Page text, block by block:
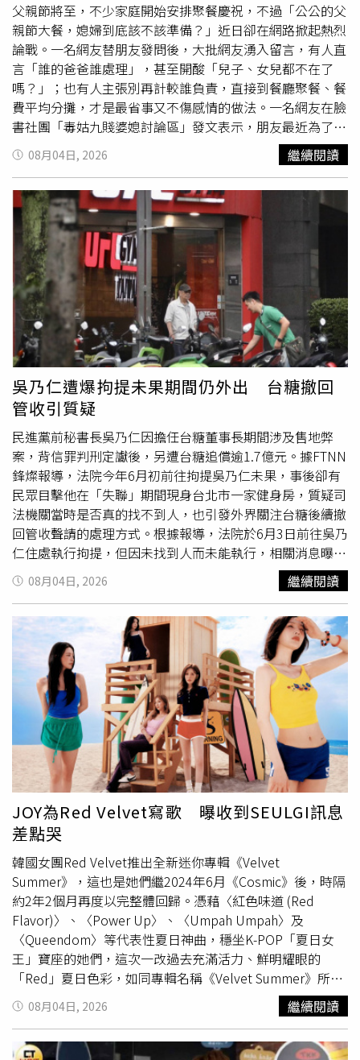
父親節將至，不少家庭開始安排聚餐慶祝，不過「公公的父
親節大餐，媳婦到底該不該準備？」近日卻在網路掀起熱烈
論戰。一名網友替朋友發問後，大批網友湧入留言，有人直
言「誰的爸爸誰處理」，甚至開酸「兒子、女兒都不在了
嗎？」；也有人主張別再計較誰負責，直接到餐廳聚餐、餐
費平均分攤，才是最省事又不傷感情的做法。一名網友在臉
書社團「毒姑九賤婆媳討論區」發文表示，朋友最近為了父
親節聚餐感到困擾，因此代為詢問：「公公的父親節大餐，
是媳婦應該準備的嗎？到底該由誰負責？」她也特別強調，
這並非自己的遭遇，而是替朋友了解大家的看法。貼文曝光
後，隨即引發大量留言。多數網友認為，父親節原本就是子
女向父親表達心意的日子，若公公有妻子、兒子與女兒，理
應由親生子女協調處理，不該理所當然把備餐、送禮或安排
聚會的責任推給媳婦。不少人直接留言表示，「誰的爸爸誰
準備，這還需要問嗎」、「公公有老婆、有兒子、有女兒，
為什麼要找媳婦」、「兒子還在就讓兒子處理」、「到底媳
婦還要被要求做多少事情」、「媳婦是嫁給老公，又不是嫁
給公公」、「是父親節，又不是公公節」。也有網友語氣更
為直接，反問「兒女都不在了嗎」、「公公的親生小孩都不
能準備嗎」、「如果兒女都真的沒辦法，再請媳婦幫忙也就
算了」，還有人諷刺表示：「有些人到底是想找媳婦一起過
節，還是想跟媳婦有過節？」另有不少人指出，媳婦自己也
有父親需要陪伴，不能每逢夫家節日就被視為理所當然的主
要執行者。有人表示，「為什麼很少看到要求女婿替岳父準
備父親節大餐」、「媳婦也有自己的爸爸要顧」、「夫家的
事應該由老公出面協調」、「財產繼承沒有媳婦的份，過節
做事卻第一個想到媳婦，真的很奇怪」。留言區也出現不少
「不介入派」，有人笑說：「我都直接裝死，因為我是媳
婦。」也有人認為，若長輩沒有明確要求，媳婦不必主動把
所有事情攬在身上，否則久而久之，容易變成被默認的固定
責任。不過，也有另一派網友認為，家庭聚會不必凡事分得
太清楚，有人分享，自家確實會由媳婦協助下廚或籌辦，也
有人選擇直接刷老公的卡帶全家到餐廳吃飯，既不用準備一
桌菜，也能顧及長輩感受。更多人則建議，最簡單的方式就
是全家一起出錢到外面聚餐，由兄弟姊妹共同分攤餐費，禮
物與紅包各自準備，不但省去採買、備料、下廚與收拾的麻
煩，也能避免因為「誰該做比較多」而引發家庭摩擦。有網
友表示，「都什麼年代了，直接訂餐廳最快」、「一起出錢
讓餐廳準備，所有人都輕鬆」、「兄弟姊妹餐費公開平分，
禮物各送各的最公平」，認為父親節的重點應該是陪伴與團
聚，而不是讓某一個人獨自承擔所有工作。心理師陳彥琪曾
指出，媳婦在夫家遇到類似問題時，丈夫應主動扮演「神隊
友」與溝通橋梁，先了解父母真正期待的是陪伴、聚餐還是
儀式感，再把需求轉化成夫妻雙方都能接受的做法，與家人
協調，而不是把壓力全丟給妻子。她也建議，夫妻應先私下
討論彼此能負擔的時間、金錢與分工，再由丈夫向原生家庭
說明立場。只要責任清楚、彼此尊重，即使只是簡單吃頓
飯，也能達到過節心意，避免原本為了慶祝父親節的聚會，
最後反而變成婆媳或夫妻衝突。
08月04日, 2026 繼續閱讀
吳乃仁遭爆拘提未果期間仍外出 台糖撤回
管收引質疑
民進黨前秘書長吳乃仁因擔任台糖董事長期間涉及售地弊
案，背信罪判刑定讞後，另遭台糖追償逾1.7億元。據FTNN
鋒燦報導，法院今年6月初前往拘提吳乃仁未果，事後卻有
民眾目擊他在「失聯」期間現身台北市一家健身房，質疑司
法機關當時是否真的找不到人，也引發外界關注台糖後續撤
回管收聲請的處理方式。根據報導，法院於6月3日前往吳乃
仁住處執行拘提，但因未找到人而未能執行，相關消息曝光
後，引發外界議論，甚至出現「吳乃仁是否落跑」的質疑。
直到6月11日，吳乃仁自行到案，並遭法院裁定管收。法院
表示，吳乃仁因罹患疾病、生活無法自理，平時居住於子女
住處並由家人照顧，因此未能依通知到庭，也有意願與債權
人協商清償債務。法院裁定內容則提及，吳乃仁主張自己患
有嚴重帕金森氏症。吳乃仁前往店家購物，遭質疑在法院稱
「找不到人」期間仍正常外出活動。（圖／ftnn 鋒燦提供）
不過，FTNN鋒燦報導指出，有民眾於6月8日下午目擊吳乃
仁搭乘轎車前往台北市安和路一家健身房，停留約兩小時後
離開，返家途中還購買冰品。該健身房為其子吳怡翰與友人
共同經營。目擊者因此質疑，在法院表示拘提未果期間，吳
乃仁仍公開外出活動，司法機關是否確實無法掌握其行蹤。
此外，吳乃仁遭管收約12天後，台糖於6月22日撤回管收聲
請，理由為雙方已就債務達成協商，因此法院解除管收。報
導引述爆料民眾質疑，台糖身為國營事業，在追討鉅額債權
過程中是否過於寬鬆，相關處理方式是否符合社會
得進一步向外界說明。
08月04日, 2026 繼續閱讀
JOY為Red Velvet寫歌 曝收到SEULGI訊息
差點哭
韓國女團Red Velvet推出全新迷你專輯《Velvet
Summer》，這也是她們繼2024年6月《Cosmic》後，時隔
約2年2個月再度以完整體回歸。憑藉〈紅色味道 (Red
Flavor)〉、〈Power Up〉、〈Umpah Umpah〉及
〈Queendom〉等代表性夏日神曲，穩坐K-POP「夏日女
王」寶座的她們，這次一改過去充滿活力、鮮明耀眼的
「Red」夏日色彩，如同專輯名稱《Velvet Summer》所象
徵，將慵懶、成熟且充滿魅力的「Velvet」感性融入夏日氛
圍，展現有別於以往的全新夏日音樂風格。對於此次睽違約
等待的粉絲ReVeluv表達感謝，並表示，睽違許久再次以完
08月04日, 2026 繼續閱讀